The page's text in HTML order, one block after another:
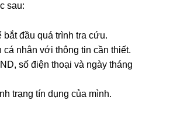
sau:
đầu quá trình tra cứu.
nhân với thông tin cần thiết.
số điện thoại và ngày tháng
trạng tín dụng của mình.